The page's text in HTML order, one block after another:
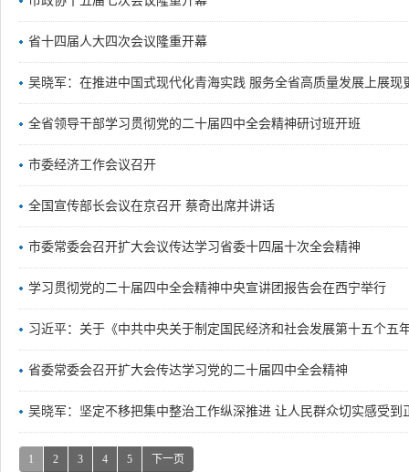
省十四届人大四次会议隆重开幕
吴晓军：在推进中国式现代化青海实践 服务全省高质量发展上展现
全省领导干部学习贯彻党的二十届四中全会精神研讨班开班
市委经济工作会议召开
全国宣传部长会议在京召开 蔡奇出席并讲话
市委常委会召开扩大会议传达学习省委十四届十次全会精神
学习贯彻党的二十届四中全会精神中央宣讲团报告会在西宁举行
习近平：关于《中共中央关于制定国民经济和社会发展第十五个五
省委常委会召开扩大会传达学习党的二十届四中全会精神
吴晓军：坚定不移把集中整治工作纵深推进 让人民群众切实感受到
1 2 3 4 5 下一页